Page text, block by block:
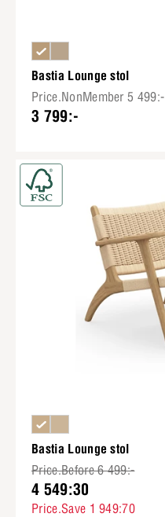
Bastia Lounge stol
Price.NonMember 5 499:-
3 799:-
Bastia Lounge stol
Price.Before 6 499:-
4 549:30
Price.Save 1 949:70